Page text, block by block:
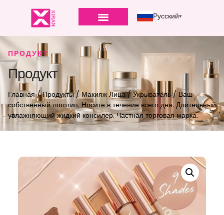
Русский
ПРОДУКТ
Продукт
Главная/Продукты/Макияж Лица/Укрыватель/ Ваш
собственный логотип. Носите в течение всего дня. Длительный
увлажняющий жидкий консилер. Частная торговая марка.